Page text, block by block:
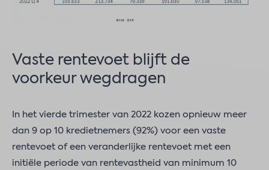
Vaste rentevoet blijft de
voorkeur wegdragen
In het vierde trimester van 2022 kozen opnieuw meer
dan 9 op 10 kredietnemers (92%) voor een vaste
rentevoet of een veranderlijke rentevoet met een
initiële periode van rentevastheid van minimum 10